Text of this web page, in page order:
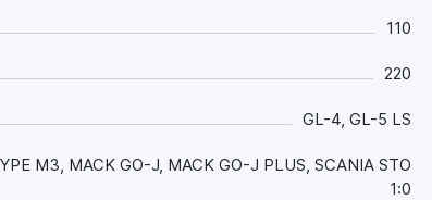
противозадирные свойства, что значительно
самых экстремальных, режимах работы в
среды. Обладает повышенной стойкостью
110
220
GL-4, GL-5 LS
M3, MACK GO-J, MACK GO-J PLUS, SCANIA STO
1:0